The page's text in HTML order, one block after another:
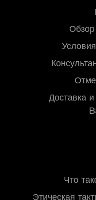
Обзор
Доставка
Что
Этическая